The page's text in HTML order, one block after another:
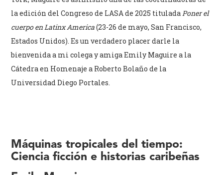
la edición del Congreso de LASA de 2025 tituladaPoner el
cuerpo en Latinx America(23-26 de mayo, San Francisco,
Estados Unidos). Es un verdadero placer darle la
bienvenida a mi colega y amiga Emily Maguire a la
Cátedra en Homenaje a Roberto Bolaño de la
Universidad Diego Portales.
Máquinas tropicales del tiempo:
Ciencia ficción e historias caribeñas